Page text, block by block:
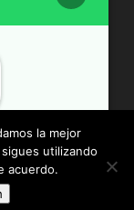
la mejor
utilizando
acuerdo.